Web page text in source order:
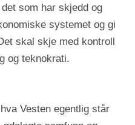
som har skjedd og
systemet og gi
skal skje med kontroll
og teknokrati.
Vesten egentlig står